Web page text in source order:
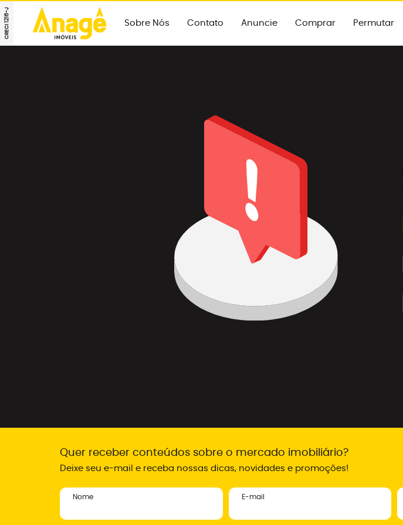
CRECI 1216-J Sobre Nós Contato Anuncie Comprar Permutar
Quer receber conteúdos sobre o mercado imobiliário?
Deixe seu e-mail e receba nossas dicas, novidades e promoções!
Nome E-mail